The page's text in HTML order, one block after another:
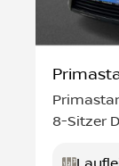
8-Sitzer